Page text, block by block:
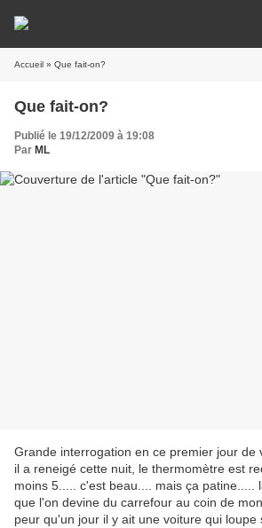
Accueil » Que fait-on?
Que fait-on?
Publié le 19/12/2009 à 19:08
Par ML
Grande interrogation en ce premier jour de
il a reneigé cette nuit, le thermomètre est
moins 5..... c'est beau.... mais ça patine.....
que l'on devine du carrefour au coin de
peur qu'un jour il y ait une voiture qui loupe